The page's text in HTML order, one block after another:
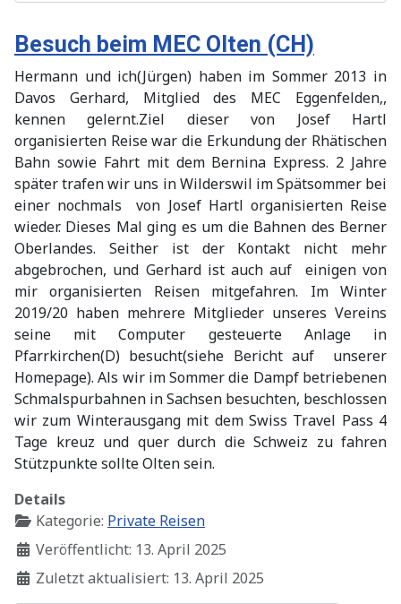
Besuch beim MEC Olten (CH)
Hermann und ich(Jürgen) haben im Sommer 2013 in
Davos Gerhard, Mitglied des MEC Eggenfelden,,
kennen gelernt.Ziel dieser von Josef Hartl
organisierten Reise war die Erkundung der Rhätischen
Bahn sowie Fahrt mit dem Bernina Express. 2 Jahre
später trafen wir uns in Wilderswil im Spätsommer bei
einer nochmals von Josef Hartl organisierten Reise
wieder. Dieses Mal ging es um die Bahnen des Berner
Oberlandes. Seither ist der Kontakt nicht mehr
abgebrochen, und Gerhard ist auch auf einigen von
mir organisierten Reisen mitgefahren. Im Winter
2019/20 haben mehrere Mitglieder unseres Vereins
seine mit Computer gesteuerte Anlage in
Pfarrkirchen(D) besucht(siehe Bericht auf unserer
Homepage). Als wir im Sommer die Dampf betriebenen
Schmalspurbahnen in Sachsen besuchten, beschlossen
wir zum Winterausgang mit dem Swiss Travel Pass 4
Tage kreuz und quer durch die Schweiz zu fahren
Stützpunkte sollte Olten sein.
Details
Kategorie: Private Reisen
Veröffentlicht: 13. April 2025
Zuletzt aktualisiert: 13. April 2025